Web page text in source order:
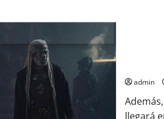
admin
llegará